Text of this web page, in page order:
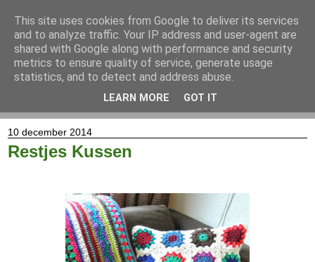
10 december 2014
Restjes Kussen
This site uses cookies from Google to deliver its services
and to analyze traffic. Your IP address and user-agent are
shared with Google along with performance and security
metrics to ensure quality of service, generate usage
statistics, and to detect and address abuse.
LEARN MORE GOT IT